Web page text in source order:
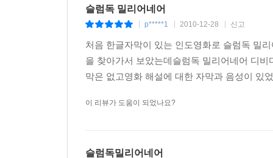
슬럼독 밀리어네어
p*****1 2010-12-28 신고
처음 한글자막이 있는 인도영화로 슬럼독 밀
을 찾아가서 보았는데슬럼독 밀리어네어 디
막은 없고영화 해설에 대한 자막과 음성이 있
이 리뷰가 도움이 되었나요?
슬럼독밀리어네어